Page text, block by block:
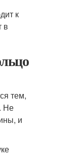
к
в
тем,
Не
и